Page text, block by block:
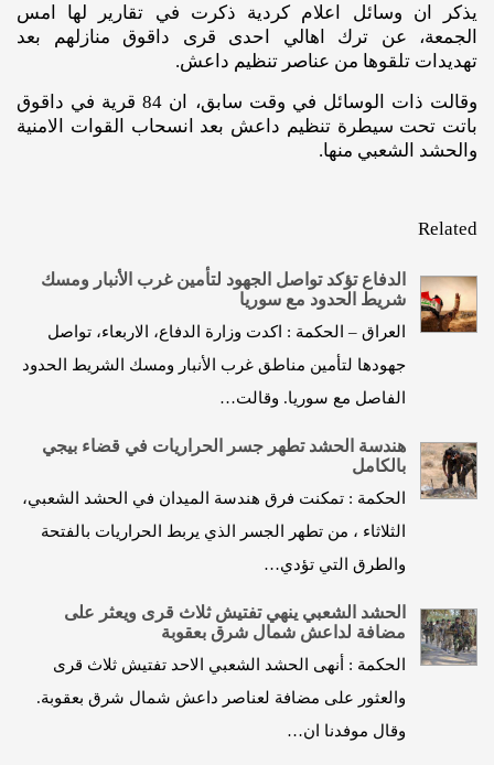
يذكر ان وسائل اعلام كردية ذكرت في تقارير لها امس
الجمعة، عن ترك اهالي احدى قرى داقوق منازلهم بعد
تهديدات تلقوها من عناصر تنظيم داعش.
وقالت ذات الوسائل في وقت سابق، ان 84 قرية في داقوق
باتت تحت سيطرة تنظيم داعش بعد انسحاب القوات الامنية
والحشد الشعبي منها.
Related
الدفاع تؤكد تواصل الجهود لتأمين غرب الأنبار ومسك
شريط الحدود مع سوريا
العراق – الحكمة : اكدت وزارة الدفاع، الاربعاء، تواصل
جهودها لتأمين مناطق غرب الأنبار ومسك الشريط الحدود
الفاصل مع سوريا. وقالت…
هندسة الحشد تطهر جسر الحراريات في قضاء بيجي
بالكامل
الحكمة : تمكنت فرق هندسة الميدان في الحشد الشعبي،
الثلاثاء ، من تطهر الجسر الذي يربط الحراريات بالفتحة
والطرق التي تؤدي…
الحشد الشعبي ينهي تفتيش ثلاث قرى ويعثر على
مضافة لداعش شمال شرق بعقوبة
الحكمة : أنهى الحشد الشعبي الاحد تفتيش ثلاث قرى
والعثور على مضافة لعناصر داعش شمال شرق بعقوبة.
وقال موفدنا ان…